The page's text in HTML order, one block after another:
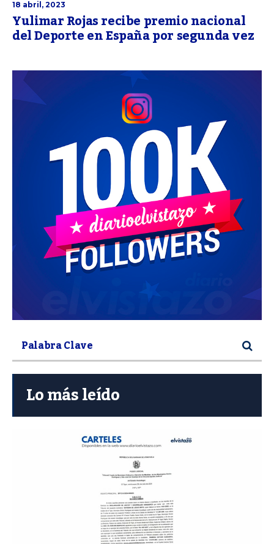
18 abril, 2023
Yulimar Rojas recibe premio nacional
del Deporte en España por segunda vez
Lo más leído